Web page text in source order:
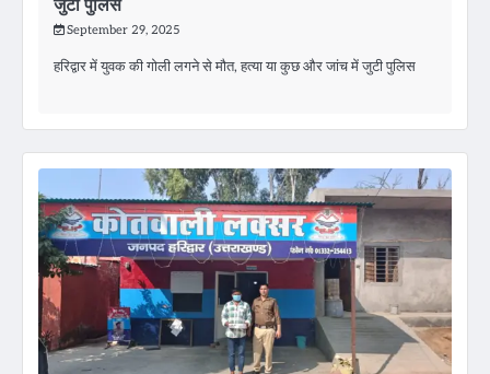
जुटी पुलिस
September 29, 2025
हरिद्वार में युवक की गोली लगने से मौत, हत्या या कुछ और जांच में जुटी पुलिस